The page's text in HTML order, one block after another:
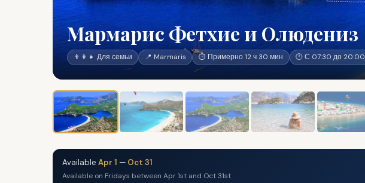
Мармарис Фетхие и Олюдениз
👨‍👩‍👧 Для семьи 📍 Marmaris ⏱ Примерно 12 ч 30 мин 🕐 С 07:30 до 20:00
Available Apr 1 — Oct 31
Available on Fridays between Apr 1st and Oct 31st